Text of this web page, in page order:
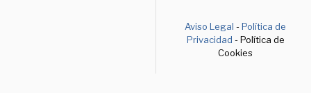
Aviso Legal -Política de
Privacidad - Política de
Cookies